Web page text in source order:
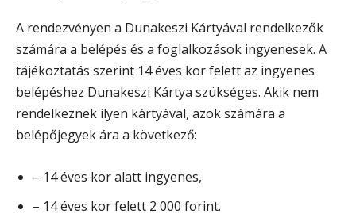
A rendezvényen a Dunakeszi Kártyával rendelkezők
számára a belépés és a foglalkozások ingyenesek. A
tájékoztatás szerint 14 éves kor felett az ingyenes
belépéshez Dunakeszi Kártya szükséges. Akik nem
rendelkeznek ilyen kártyával, azok számára a
belépőjegyek ára a következő:
– 14 éves kor alatt ingyenes,
– 14 éves kor felett 2 000 forint.